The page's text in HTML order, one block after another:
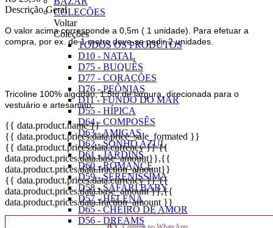
COLEÇÕES
Voltar
Coleções
TODOS OS PRODUTOS
D10 - NATAL
D75 - BUQUÊS
D77 - CORAÇÕES
D76 - PEÔNIAS
D11 - FUNDO DO MAR
D55 - HÍPICA
D64 - COMPOSÊS
D63 - AMIGAS
D62 - SONHO AZUL
D61 - JARDINS
D60 - ROMANCE
D59 - SERENÍSSIMA
D58 - SAFARI BABY
D57 - HELENA
D65 - CHEIRO DE AMOR
D56 - DREAMS
Descrição Geral
O valor acima corresponde a 0,5m ( 1 unidade). Para efetuar a
compra, por ex. de 1 metro deve-se pedir 2 unidades.
Tricoline 100% algodão, 1.5m de largura, direcionada para o
vestuário e artesanato.
{{ data.product.name }}
{{ data.product.prices.data.price_sale_formated }}
{{ data.product.prices.data.currency }} {{
data.product.prices.data.base_amount}},{{
data.product.prices.data.fraction_amount}}
{{ data.product.prices.data.currency }} {{
data.product.prices.data.base_amount }},{{
data.product.prices.data.fraction_amount }}